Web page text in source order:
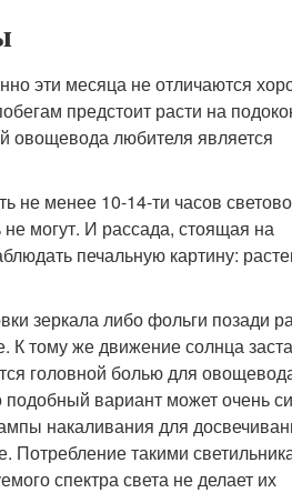
эти месяца не отличаются
предстоит расти на
овощевода любителя является
не менее 10-14-ти часов
могут. И рассада, стоящая на
печальную картину:
зеркала либо фольги позади
К тому же движение солнца
головной болью для
вариант может очень
накаливания для
Потребление такими
спектра света не делает их